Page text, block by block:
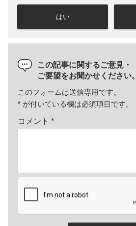
はい
この記事に関するご意見・
ご要望をお聞かせください。
このフォームは送信専用です。
* が付いている欄は必須項目です。
コメント *